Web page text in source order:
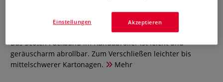
0 Bewertungen
Das Scotch Packband im Handabroller ist leicht und
geräuscharm abrollbar. Zum Verschließen leichter bis
mittelschwerer Kartonagen.
Mehr
Akzeptieren
Einstellungen